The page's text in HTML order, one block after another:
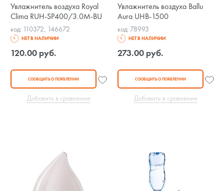
Увлажнитель воздуха Royal
Clima RUH-SP400/3.0M-BU
код: 110372, 146672
НЕТ В НАЛИЧИИ
120.00 руб.
СООБЩИТЬ О ПОЯВЛЕНИИ
Добавить в сравнение
Увлажнитель воздуха Ballu
Aura UHB-1500
код: 78993
НЕТ В НАЛИЧИИ
273.00 руб.
СООБЩИТЬ О ПОЯВЛЕНИИ
Добавить в сравнение